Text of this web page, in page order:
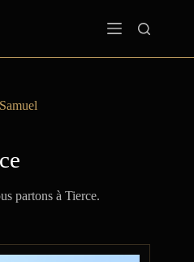
Samuel
partons à Tierce.